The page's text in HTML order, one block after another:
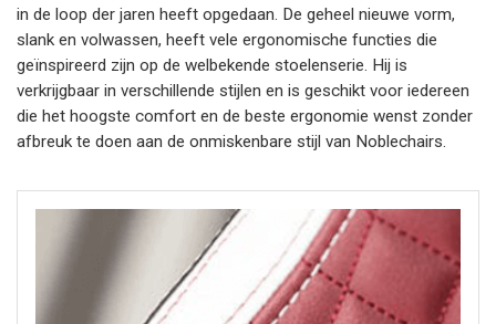
in de loop der jaren heeft opgedaan. De geheel nieuwe vorm,
slank en volwassen, heeft vele ergonomische functies die
geïnspireerd zijn op de welbekende stoelenserie. Hij is
verkrijgbaar in verschillende stijlen en is geschikt voor iedereen
die het hoogste comfort en de beste ergonomie wenst zonder
afbreuk te doen aan de onmiskenbare stijl van Noblechairs.